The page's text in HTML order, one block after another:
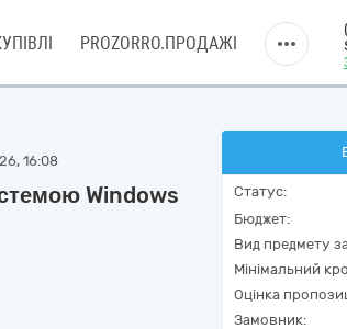
PROZORRO.ПРОДАЖІ
16:08
Windows
Статус:
Бюджет:
Вид предмету
Мінімальний
Оцінка
Замовник: